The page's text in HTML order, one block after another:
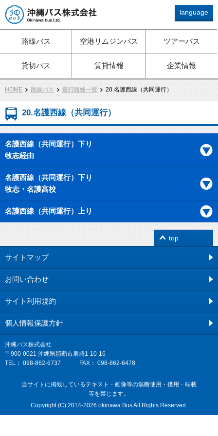
路線バス、ツアーバス、観
光バス、空港リムジン、貸
切バスは沖縄バスへ
language
路線バス 空港リムジンバス ツアーバス
貸切バス 賃貸情報 企業情報
HOME 路線バス 運行路線一覧 20.名護西線（共同運行）
20.名護西線（共同運行）
名護西線（共同運行）下り
牧志経由
名護西線（共同運行）下り
牧志・名護高校
名護西線（共同運行）上り
top
サイトマップ
お問い合わせ
サイト利用規約
個人情報保護方針
沖縄バス株式会社
〒900-0021 沖縄県那覇市泉崎1-10-16
TEL： 098-862-6737 FAX： 098-862-6478
当サイトに掲載しているテキスト・画像等の無断使用・借用・転載
等を禁じます。
Copyright (C) 2014-2026 okinawa Bus All Rights Reserved.